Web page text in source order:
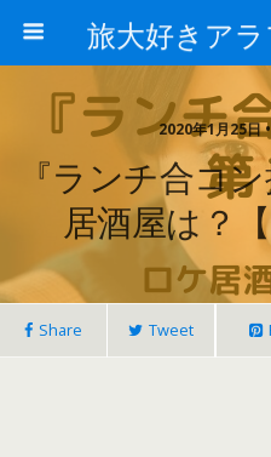
2020年1月25
『ランチ合コ
居酒屋は？
Share Tweet